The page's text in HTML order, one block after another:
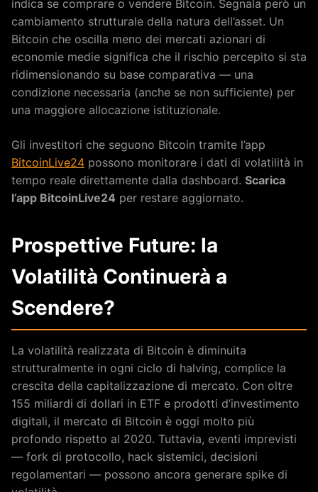
indica se comprare o vendere Bitcoin. Segnala però un
cambiamento strutturale della natura dell’asset. Un
Bitcoin che oscilla meno dei mercati azionari di
economie medie significa che il rischio percepito si sta
ridimensionando su base comparativa — una
condizione necessaria (anche se non sufficiente) per
una maggiore allocazione istituzionale.
Gli investitori che seguono Bitcoin tramite l’app
BitcoinLive24 possono monitorare i dati di volatilità in
tempo reale direttamente dalla dashboard. Scarica
l’app BitcoinLive24 per restare aggiornato.
Prospettive Future: la
Volatilità Continuerà a
Scendere?
La volatilità realizzata di Bitcoin è diminuita
strutturalmente in ogni ciclo di halving, complice la
crescita della capitalizzazione di mercato. Con oltre
155 miliardi di dollari in ETF e prodotti d’investimento
digitali, il mercato di Bitcoin è oggi molto più
profondo rispetto al 2020. Tuttavia, eventi imprevisti
— fork di protocollo, hack sistemici, decisioni
regolamentari — possono ancora generare spike di